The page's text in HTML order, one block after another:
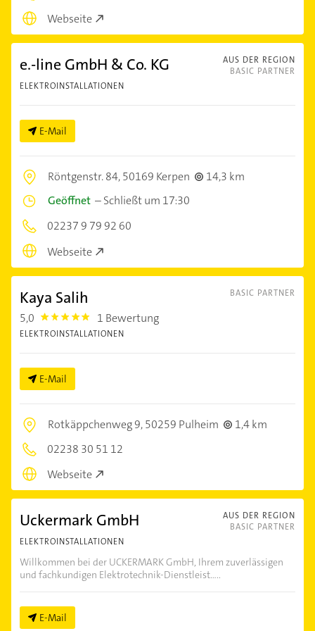
Webseite
AUS DER REGION
BASIC PARTNER
e.-line GmbH & Co. KG
ELEKTROINSTALLATIONEN
E-Mail
Röntgenstr. 84,50169 Kerpen
14,3 km
Geöffnet –Schließt um 17:30
02237 9 79 92 60
Webseite
BASIC PARTNER
Kaya Salih
5,0 5.0 1 Bewertung
ELEKTROINSTALLATIONEN
E-Mail
Rotkäppchenweg 9,50259 Pulheim
1,4 km
02238 30 51 12
Webseite
AUS DER REGION
BASIC PARTNER
Uckermark GmbH
ELEKTROINSTALLATIONEN
Willkommen bei der UCKERMARK GmbH, Ihrem zuverlässigen
und fachkundigen Elektrotechnik-Dienstleist.....
E-Mail